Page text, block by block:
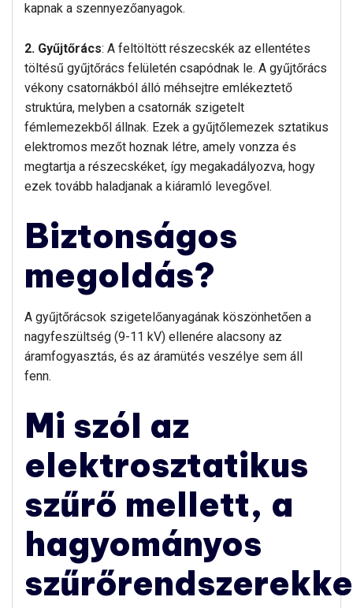
kapnak a szennyezőanyagok.
2. Gyűjtőrács: A feltöltött részecskék az ellentétes
töltésű gyűjtőrács felületén csapódnak le. A gyűjtőrács
vékony csatornákból álló méhsejtre emlékeztető
struktúra, melyben a csatornák szigetelt
fémlemezekből állnak. Ezek a gyűjtőlemezek sztatikus
elektromos mezőt hoznak létre, amely vonzza és
megtartja a részecskéket, így megakadályozva, hogy
ezek tovább haladjanak a kiáramló levegővel.
Biztonságos
megoldás?
A gyűjtőrácsok szigetelőanyagának köszönhetően a
nagyfeszültség (9-11 kV) ellenére alacsony az
áramfogyasztás, és az áramütés veszélye sem áll
fenn.
Mi szól az
elektrosztatikus
szűrő mellett, a
hagyományos